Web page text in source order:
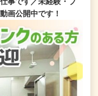
画公開中です！